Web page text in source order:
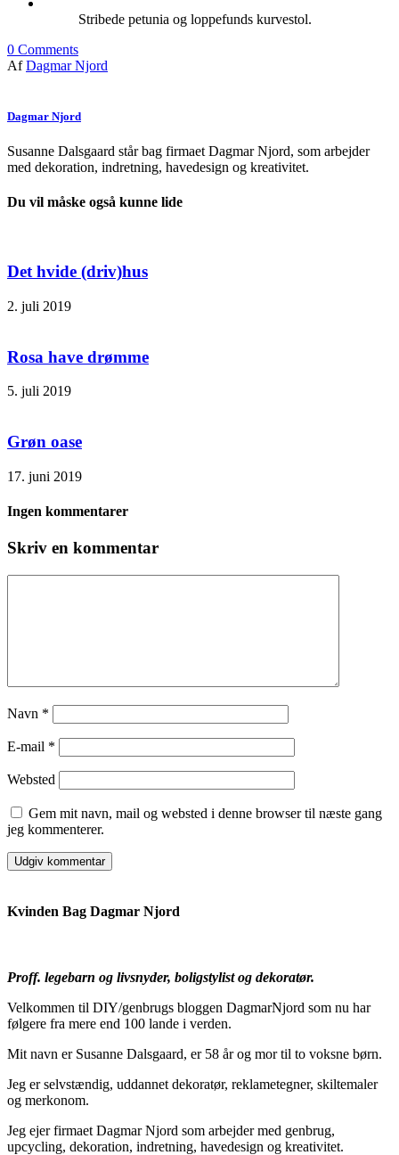
Stribede petunia og loppefunds kurvestol.
0 Comments
Af Dagmar Njord
Dagmar Njord
Susanne Dalsgaard står bag firmaet Dagmar Njord, som arbejder
med dekoration, indretning, havedesign og kreativitet.
Du vil måske også kunne lide
Det hvide (driv)hus
2. juli 2019
Rosa have drømme
5. juli 2019
Grøn oase
17. juni 2019
Ingen kommentarer
Skriv en kommentar
Navn *
E-mail *
Websted
Gem mit navn, mail og websted i denne browser til næste gang
jeg kommenterer.
Kvinden Bag Dagmar Njord
Proff. legebarn og livsnyder, boligstylist og dekoratør.
Velkommen til DIY/genbrugs bloggen DagmarNjord som nu har
følgere fra mere end 100 lande i verden.
Mit navn er Susanne Dalsgaard, er 58 år og mor til to voksne børn.
Jeg er selvstændig, uddannet dekoratør, reklametegner, skiltemaler
og merkonom.
Jeg ejer firmaet Dagmar Njord som arbejder med genbrug,
upcycling, dekoration, indretning, havedesign og kreativitet.